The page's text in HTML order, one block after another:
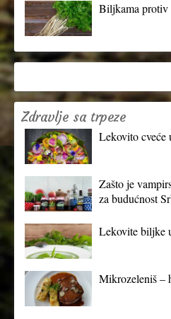
Biljkama protiv
Zdravlje sa trpeze
Lekovito cveće
Zašto je
za budućnost
Lekovite biljke
Mikrozeleniš –